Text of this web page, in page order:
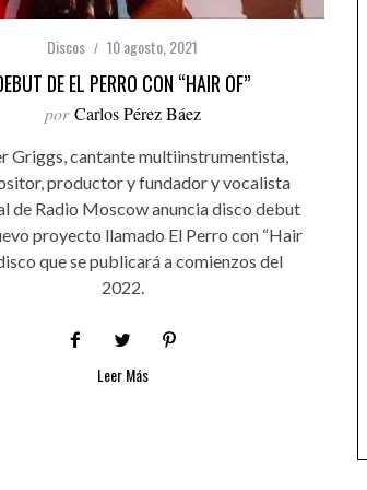
Discos 10 agosto, 2021
DE EL PERRO CON “HAIR OF”
por Carlos Pérez Báez
Griggs, cantante multiinstrumentista,
productor y fundador y vocalista
de Radio Moscow anuncia disco debut
proyecto llamado El Perro con “Hair
que se publicará a comienzos del
2022.
Leer Más